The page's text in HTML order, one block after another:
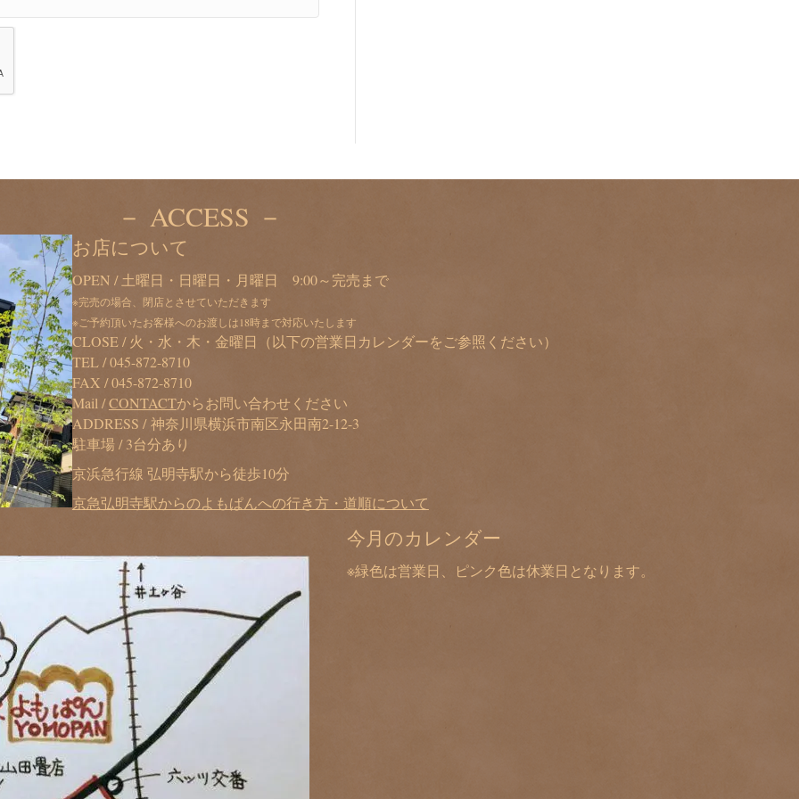
－ ACCESS －
お店について
OPEN / 土曜日・日曜日・月曜日 9:00～完売まで
※完売の場合、閉店とさせていただきます
※ご予約頂いたお客様へのお渡しは18時まで対応いたします
CLOSE / 火・水・木・金曜日（以下の営業日カレンダーをご参照ください）
TEL /045-872-8710
FAX / 045-872-8710
Mail /CONTACTからお問い合わせください
ADDRESS / 神奈川県横浜市南区永田南2-12-3
駐車場 / 3台分あり
京浜急行線 弘明寺駅から徒歩10分
京急弘明寺駅からのよもぱんへの行き方・道順について
今月のカレンダー
※緑色は営業日、ピンク色は休業日となります。